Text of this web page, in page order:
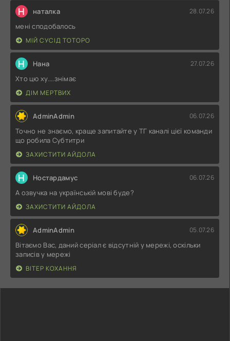
Н наталка 28.07.26
мені сподобалось
МІЙ СУСІД ТОТОРО
Н Нана 27.07.26
Хто цю ху....знімає
ДІМ МЕРТВИХ
AdminAdmin 06.07.26
Точно не знаємо, краще запитайте у ТГ каналі цієї команди
що робила Субтитри
ЗАХИСТИТИ АЙДОЛА
Н Ностардамус 06.07.26
А озвучка на українській мові буде?
ЗАХИСТИТИ АЙДОЛА
AdminAdmin 05.07.26
Вітаємо Вас, даний серіал є відсутній у мережі, оскільки
записів у мережі
ВІТЕР КОХАННЯ